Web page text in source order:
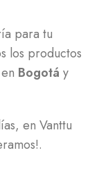
para tu
los productos
en Bogotá y
en Vanttu